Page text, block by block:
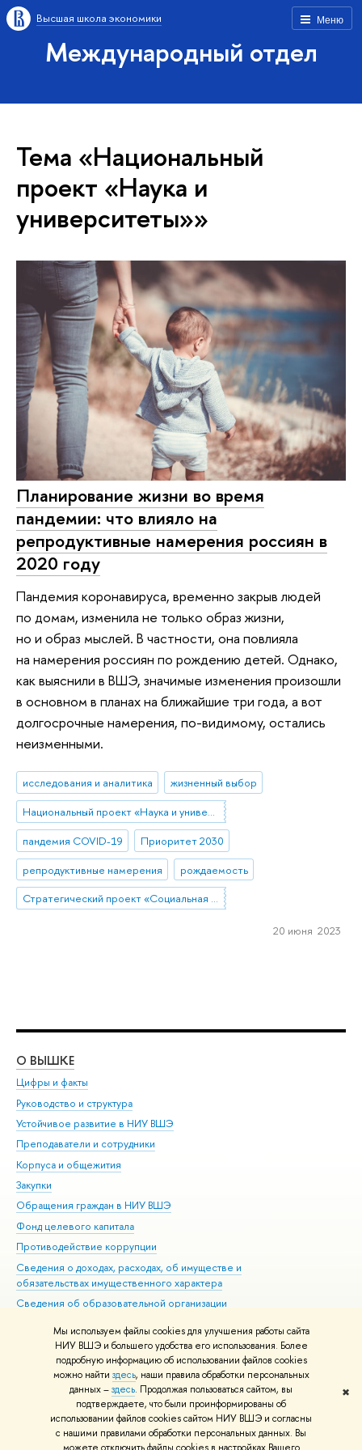
Мы используем файлы cookies для улучшения работы сайта
НИУ ВШЭ и большего удобства его использования. Более
подробную информацию об использовании файлов cookies
можно найти здесь, наши правила обработки персональных
данных –здесь. Продолжая пользоваться сайтом, вы
подтверждаете, что были проинформированы об
использовании файлов cookies сайтом НИУ ВШЭ и согласны
с нашими правилами обработки персональных данных. Вы
✖
Меню
Высшая школа экономики
Международный отдел
Тема «Национальный
проект «Наука и
университеты»»
Планирование жизни во время
пандемии: что влияло на
репродуктивные намерения россиян в
2020 году
Пандемия коронавируса, временно закрыв людей
по домам, изменила не только образ жизни,
но и образ мыслей. В частности, она повлияла
на намерения россиян по рождению детей. Однако,
как выяснили в ВШЭ, значимые изменения произошли
в основном в планах на ближайшие три года, а вот
долгосрочные намерения, по-видимому, остались
неизменными.
исследования и аналитика
жизненный выбор
Национальный проект «Наука и университеты»
пандемия COVID-19
Приоритет 2030
репродуктивные намерения
рождаемость
Стратегический проект «Социальная политика устойчивого развития и инклюзивного экономического роста»
20 июня 2023
О ВЫШКЕ
Цифры и факты
Руководство и структура
Устойчивое развитие в НИУ ВШЭ
Преподаватели и сотрудники
Корпуса и общежития
Закупки
Обращения граждан в НИУ ВШЭ
Фонд целевого капитала
Противодействие коррупции
Сведения о доходах, расходах, об имуществе и
обязательствах имущественного характера
Сведения об образовательной организации
Людям с ограниченными возможностями здоровья
Единая платежная страница
Работа в Вышке
© НИУ ВШЭ 1993–2026 Адреса и контакты Условия использования
материалов Политика конфиденциальности Карта сайта